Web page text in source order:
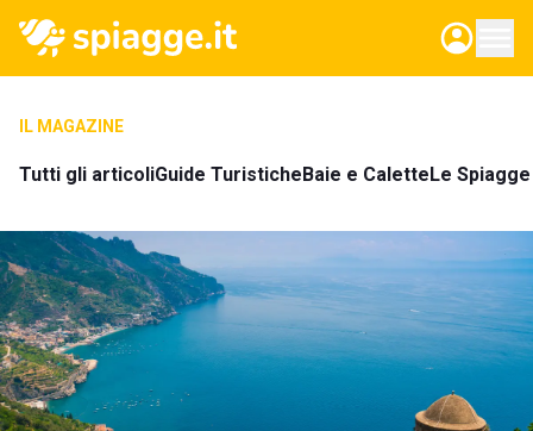
IL MAGAZINE
Tutti gli articoliGuide TuristicheBaie e CaletteLe